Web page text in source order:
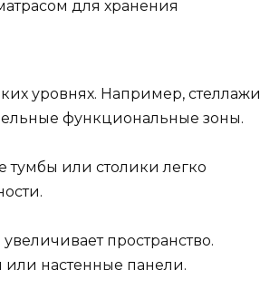
для хранения
уровнях. Например, стеллажи
функциональные зоны.
или столики легко
пространство.
или настенные панели.